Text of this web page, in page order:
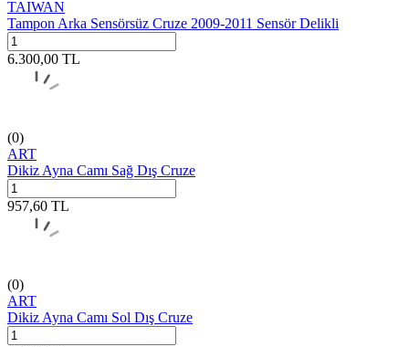
TAIWAN
Tampon Arka Sensörsüz Cruze 2009-2011 Sensör Delikli
6.300,00 TL
(0)
ART
Dikiz Ayna Camı Sağ Dış Cruze
957,60 TL
(0)
ART
Dikiz Ayna Camı Sol Dış Cruze